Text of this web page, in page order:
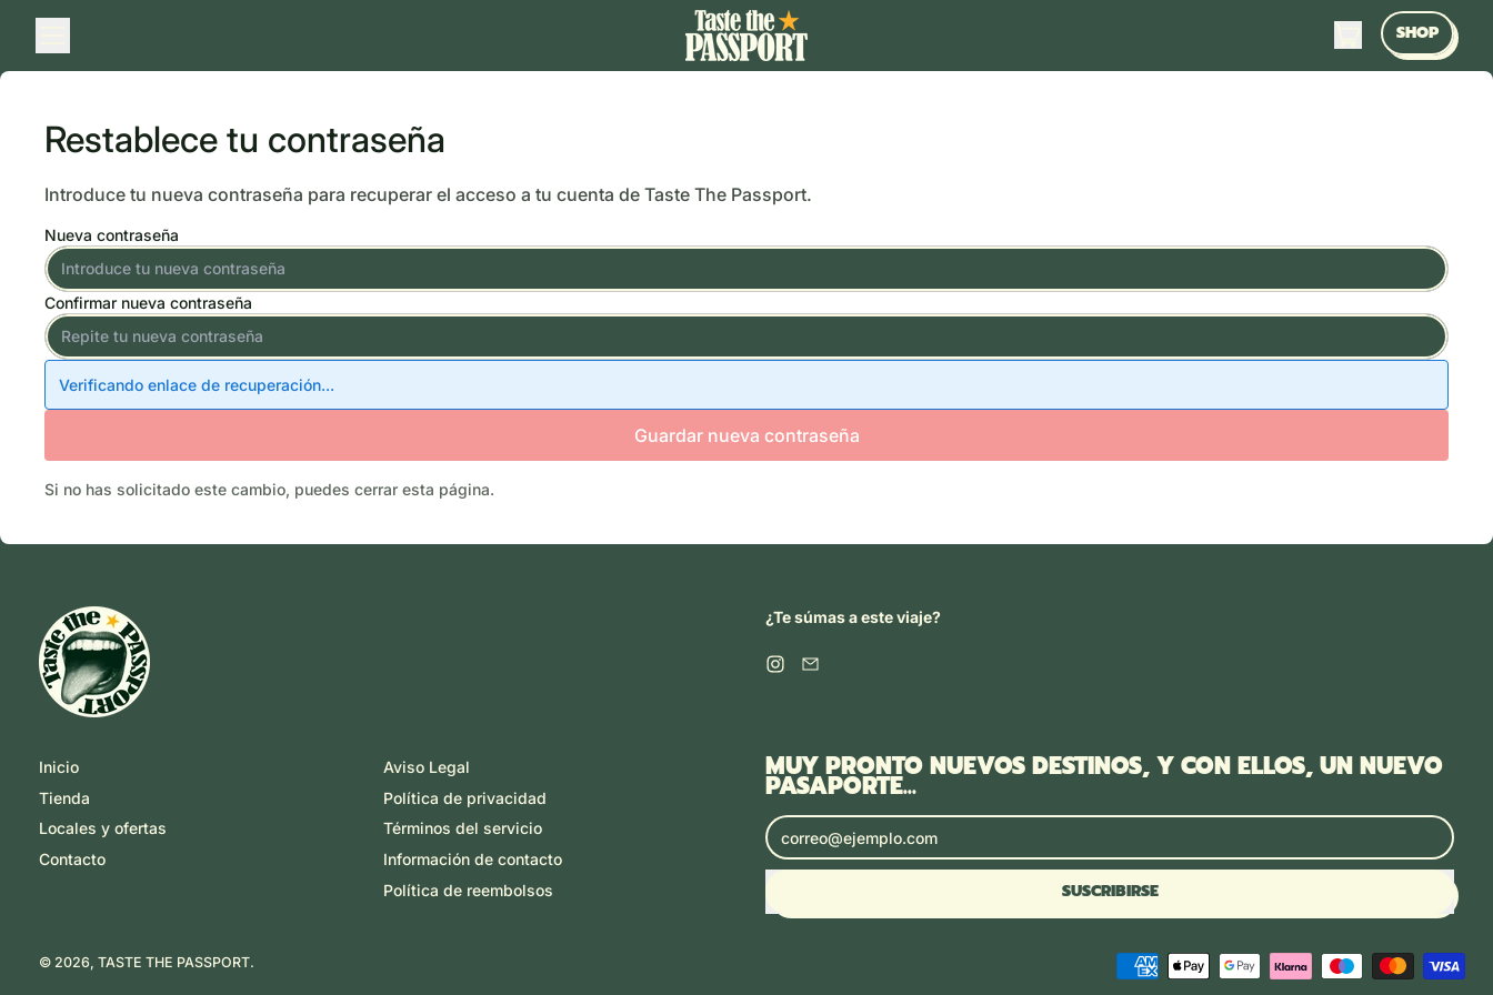
CESTA
ARTÍCULOS
SHOP
Restablece tu contraseña
Introduce tu nueva contraseña para recuperar el acceso a tu cuenta de Taste The Passport.
Nueva contraseña
Confirmar nueva contraseña
Verificando enlace de recuperación...
Guardar nueva contraseña
Si no has solicitado este cambio, puedes cerrar esta página.
¿Te súmas a este viaje?
Instagram
Inicio
Tienda
Locales y ofertas
Contacto
Aviso Legal
Política de privacidad
Términos del servicio
Información de contacto
Política de reembolsos
MUY PRONTO NUEVOS DESTINOS, Y CON ELLOS, UN NUEVO
PASAPORTE...
Dirección de correo electrónico
SUSCRIBIRSE
© 2026, TASTE THE PASSPORT.
Pagos
aceptados